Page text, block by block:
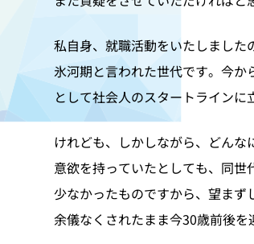
私自身、就職活動をいたしました
氷河期と言われた世代です。今か
として社会人のスタートライン
けれども、しかしながら、どんな
意欲を持っていたとしても、同
少なかったものですから、望まず
余儀なくされたまま今30歳前後を